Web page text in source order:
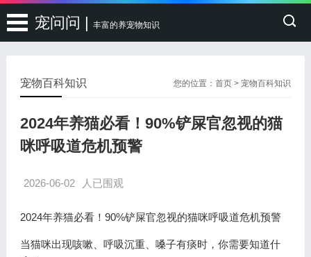
宠问问 | 丰富的养宠物知识
您的位置：首页 >宠物百科知识
宠物百科知识
2024年养猫必看！90%铲屎官忽视的猫
咪呼吸道危机预警
2026-06-02 人已围观
2024年养猫必看！90%铲屎官忽视的猫咪呼吸道危机预警
当猫咪出现咳嗽、呼吸沉重、嗓子有痰时，你需要知道什